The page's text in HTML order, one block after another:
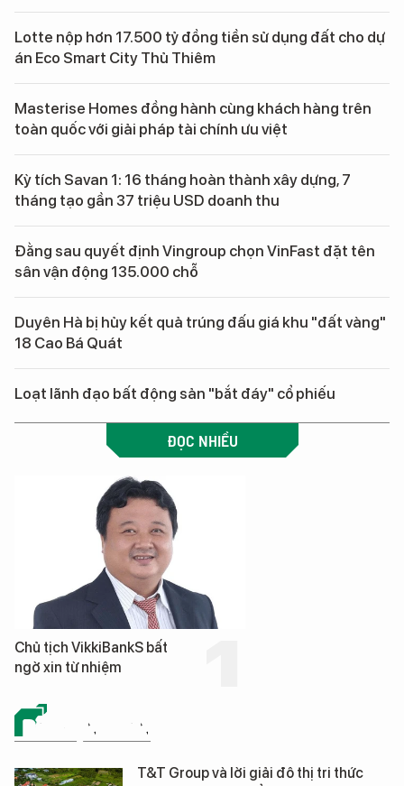
Lotte nộp hơn 17.500 tỷ đồng tiền sử dụng đất cho dự
án Eco Smart City Thủ Thiêm
Masterise Homes đồng hành cùng khách hàng trên
toàn quốc với giải pháp tài chính ưu việt
Kỳ tích Savan 1: 16 tháng hoàn thành xây dựng, 7
tháng tạo gần 37 triệu USD doanh thu
Đằng sau quyết định Vingroup chọn VinFast đặt tên
sân vận động 135.000 chỗ
Duyên Hà bị hủy kết quả trúng đấu giá khu "đất vàng"
18 Cao Bá Quát
Loạt lãnh đạo bất động sản "bắt đáy" cổ phiếu
ĐỌC NHIỀU
Chủ tịch VikkiBankS bất
ngờ xin từ nhiệm
BẤT ĐỘNG SẢN
T&T Group và lời giải đô thị tri thức